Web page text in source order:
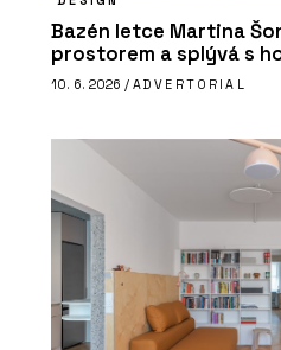
Bazén letce Martina
prostorem a splývá s
10. 6. 2026 / ADVERTORIAL